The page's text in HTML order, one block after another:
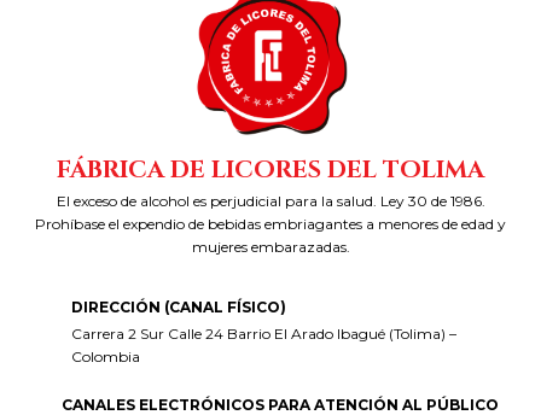
FÁBRICA DE LICORES DEL TOLIMA
El exceso de alcohol es perjudicial para la salud. Ley 30 de 1986.
Prohíbase el expendio de bebidas embriagantes a menores de edad y
mujeres embarazadas.
DIRECCIÓN (CANAL FÍSICO)
Carrera 2 Sur Calle 24 Barrio El Arado Ibagué (Tolima) –
Colombia
CANALES ELECTRÓNICOS PARA ATENCIÓN AL PÚBLICO